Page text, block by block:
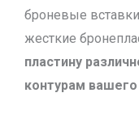
броневые
жесткие
пластину
контурам вашего